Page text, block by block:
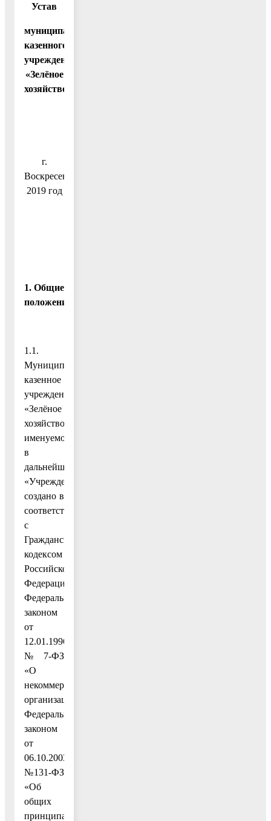
Устав
муниципального
казенного
учреждения
«Зелёное
хозяйство»
г.
Воскресенск
2019 год
1. Общие
положения
1.1.
Муниципальное
казенное
учреждение
«Зелёное
хозяйство»,
именуемое
в
дальнейшем
«Учреждение»,
создано в
соответствии
с
Гражданским
кодексом
Российской
Федерации,
Федеральным
законом
от
12.01.1996
№7-ФЗ
«О
некоммерческих
организациях»,
Федеральным
законом
от
06.10.2003
№131-ФЗ
«Об
общих
принципах